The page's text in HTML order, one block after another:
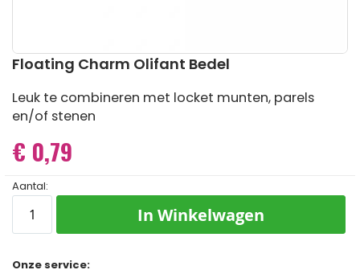
Ga
het
begin
van
afbeeldingen-
gallerij
Floating Charm Olifant Bedel
Leuk te combineren met locket munten, parels
en/of stenen
€ 0,79
Aantal:
In Winkelwagen
Onze service: